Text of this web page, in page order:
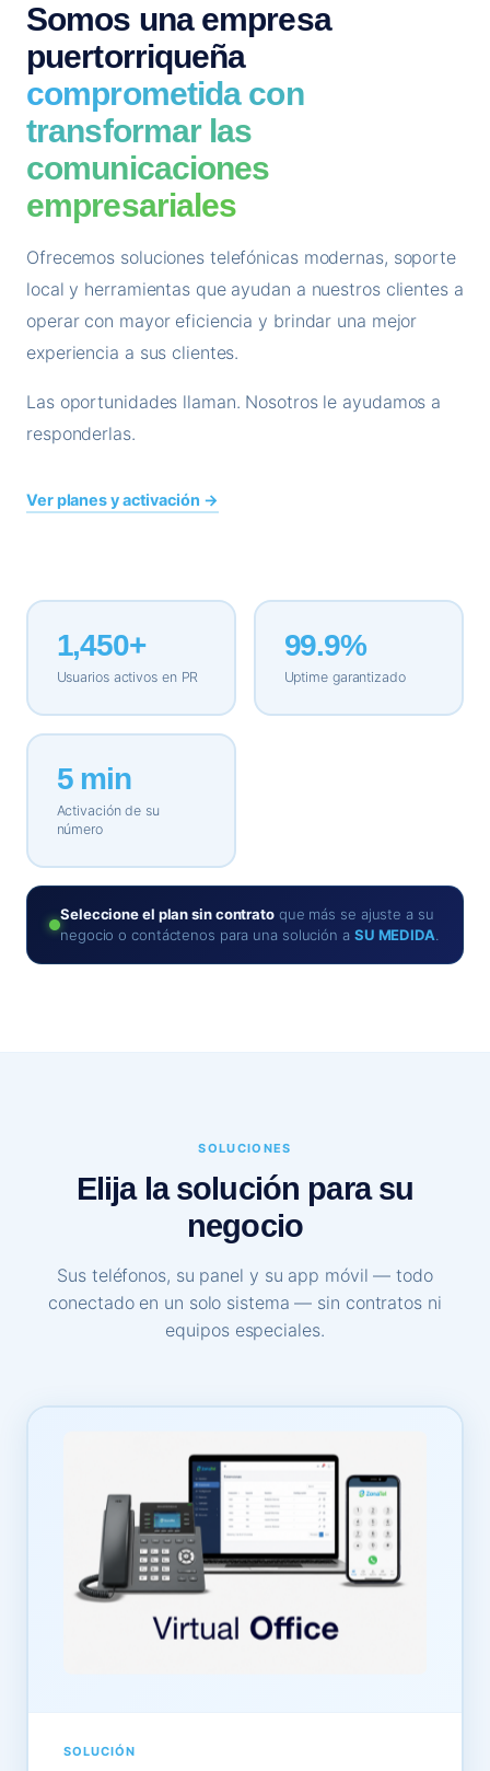
Somos una empresa
puertorriqueña
comprometida con
transformar las
comunicaciones
empresariales
Ofrecemos soluciones telefónicas modernas, soporte
local y herramientas que ayudan a nuestros clientes a
operar con mayor eficiencia y brindar una mejor
experiencia a sus clientes.
Las oportunidades llaman. Nosotros le ayudamos a
responderlas.
Ver planes y activación →
1,450+
Usuarios activos en PR
99.9%
Uptime garantizado
5 min
Activación de su
número
Seleccione el plan sin contratoque más se ajuste a su
negocio o contáctenos para una solución a SU MEDIDA
SOLUCIONES
Elija la solución para su
negocio
Sus teléfonos, su panel y su app móvil — todo
conectado en un solo sistema — sin contratos ni
equipos especiales.
SOLUCIÓN